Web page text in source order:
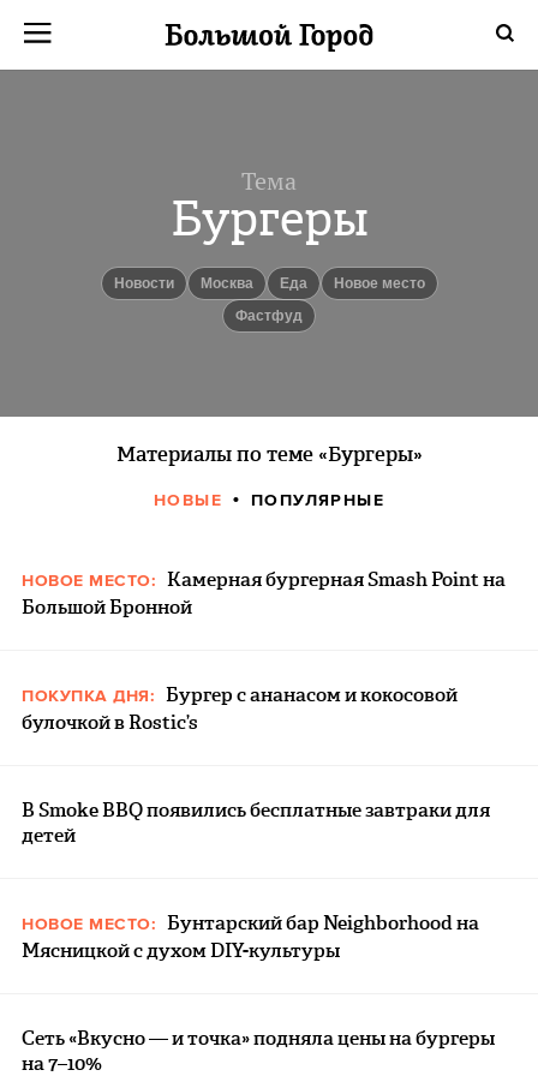
Тема
Бургеры
новости Москва еда
Новое место
Фастфуд
Материалы по теме «Бургеры»
НОВЫЕ ПОПУЛЯРНЫЕ
НОВОЕ МЕСТО: Камерная бургерная Smash Point на
Большой Бронной
ПОКУПКА ДНЯ: Бургер с ананасом и кокосовой
булочкой в Rostic’s
В Smoke BBQ появились бесплатные завтраки для
детей
НОВОЕ МЕСТО: Бунтарский бар Neighborhood на
Мясницкой с духом DIY-культуры
Сеть «Вкусно — и точка» подняла цены на бургеры
на 7–10%